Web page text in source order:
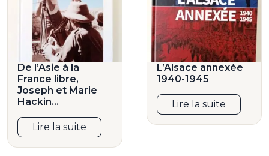
De l’Asie à la
France libre,
Joseph et Marie
Hackin…
Lire la suite
L’Alsace annexée
1940-1945
Lire la suite